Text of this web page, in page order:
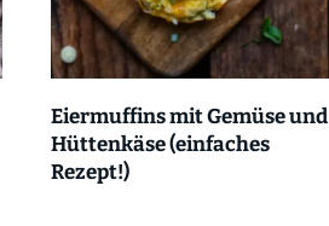
Eiermuffins mit Gemüse und
Hüttenkäse (einfaches
Rezept!)